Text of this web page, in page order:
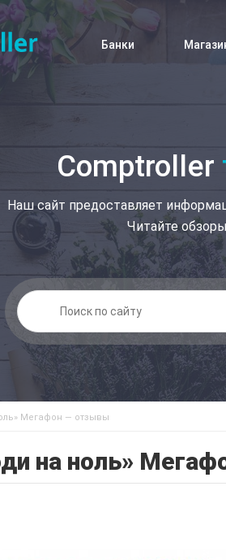
Банки
Comptroller
Наш сайт предоставляет
Читайте
Мегафон — отзывы
на ноль»